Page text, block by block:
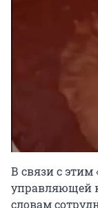
В связи с этим
управляющей
словам